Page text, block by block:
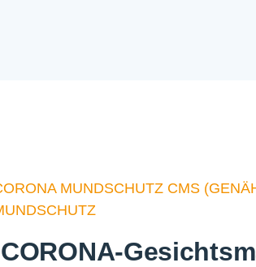
MUNDSCHUTZ CMS
CORONA-